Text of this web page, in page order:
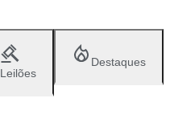
Leilões
Destaques